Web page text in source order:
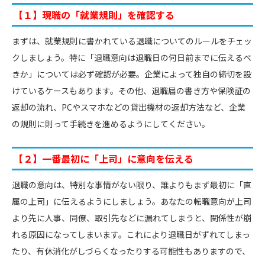
【１】現職の「就業規則」を確認する
まずは、就業規則に書かれている退職についてのルールをチェッ
クしましょう。特に「退職意向は退職日の何日前までに伝えるべ
きか」については必ず確認が必要。企業によって独自の締切を設
けているケースもあります。その他、退職届の書き方や保険証の
返却の流れ、PCやスマホなどの貸出機材の返却方法など、企業
の規則に則って手続きを進めるようにしてください。
【２】一番最初に「上司」に意向を伝える
退職の意向は、特別な事情がない限り、誰よりもまず最初に「直
属の上司」に伝えるようにしましょう。あなたの転職意向が上司
より先に人事、同僚、取引先などに漏れてしまうと、関係性が崩
れる原因になってしまいます。これにより退職日がずれてしまっ
たり、有休消化がしづらくなったりする可能性もありますので、